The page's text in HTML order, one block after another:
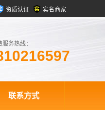
资质认证 实名商家
务热线：
联系方式